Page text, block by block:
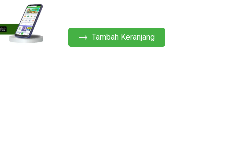
Tambah Keranjang